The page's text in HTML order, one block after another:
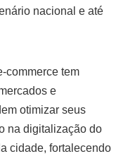
nacional e até
commerce tem
e
otimizar seus
na digitalização do
cidade, fortalecendo